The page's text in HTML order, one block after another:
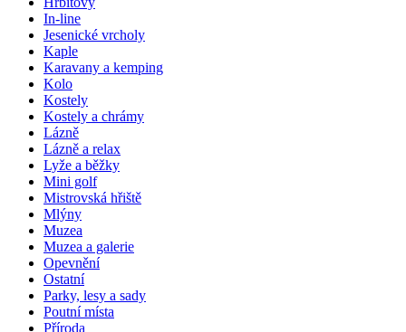
In-line
Jesenické vrcholy
Kaple
Karavany a kemping
Kolo
Kostely
Kostely a chrámy
Lázně
Lázně a relax
Lyže a běžky
Mini golf
Mistrovská hřiště
Mlýny
Muzea
Muzea a galerie
Opevnění
Ostatní
Parky, lesy a sady
Poutní místa
Příroda